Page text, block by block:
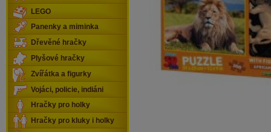
LEGO
Panenky a miminka
Dřevěné hračky
Plyšové hračky
Zvířátka a figurky
Vojáci, policie, indiáni
Hračky pro holky
Hračky pro kluky i holky